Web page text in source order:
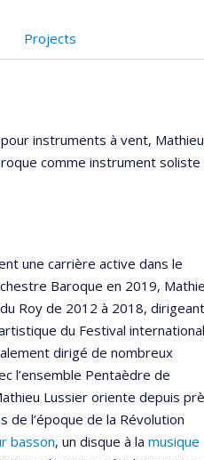
Projects
instruments à vent, Mathieu
comme instrument soliste
une carrière active dans le
Baroque en 2019,
Roy de 2012 à 2018, dirigeant
du Festival international
dirigé de nombreux
l’ensemble Pentaèdre de
Lussier oriente depuis
l’époque de la Révolution
basson, un disque à la musique